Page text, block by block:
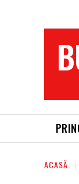
ACASĂ